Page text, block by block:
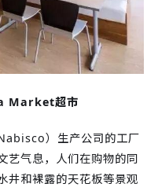
Market超市
）生产公司的工厂
艺气息，人们在购物的同
井和裸露的天花板等景观